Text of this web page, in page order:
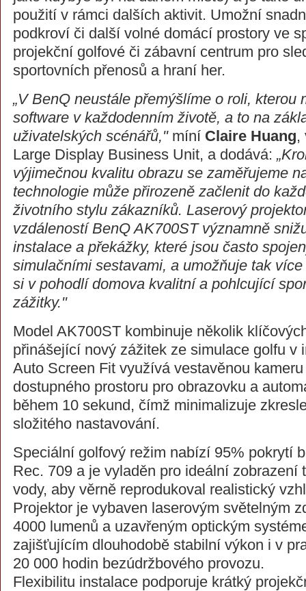
použití v rámci dalších aktivit. Umožní
podkroví či další volné domácí prostory ve
projekční golfové či zábavní centrum pro
sportovních přenosů a hraní her.
„V BenQ neustále přemýšlíme o roli, kterou
software v každodenním životě, a to na
uživatelských scénářů,"míní Claire Huang,
Large Display Business Unit, a dodává:
výjimečnou kvalitu obrazu se zaměřujeme
technologie může přirozeně začlenit do
životního stylu zákazníků. Laserový
vzdáleností BenQ AK700ST významně
instalace a překážky, které jsou často
simulačními sestavami, a umožňuje tak
si v pohodlí domova kvalitní a pohlcující
zážitky."
Model AK700ST kombinuje několik
přinášející nový zážitek ze simulace golfu v
Auto Screen Fit využívá vestavěnou
dostupného prostoru pro obrazovku a
během 10 sekund, čímž minimalizuje
složitého nastavování.
Speciální golfový režim nabízí 95% pokrytí
Rec. 709 a je vyladěn pro ideální zobrazení
vody, aby věrně reprodukoval realistický
Projektor je vybaven laserovým světelným
4000 lumenů a uzavřeným optickým
zajišťujícím dlouhodobě stabilní výkon i v
20 000 hodin bezúdržbového provozu.
Flexibilitu instalace podporuje krátký